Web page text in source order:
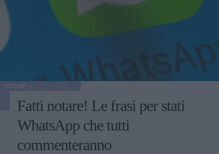
Fatti notare! Le frasi per stati
WhatsApp che tutti
commenteranno